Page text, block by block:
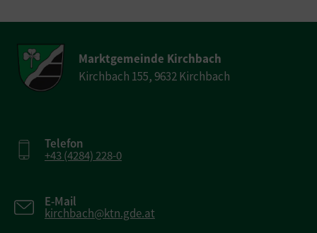
Marktgemeinde Kirchbach
Kirchbach 155, 9632 Kirchbach
Telefon
+43 (4284) 228-0
E-Mail
kirchbach@ktn.gde.at